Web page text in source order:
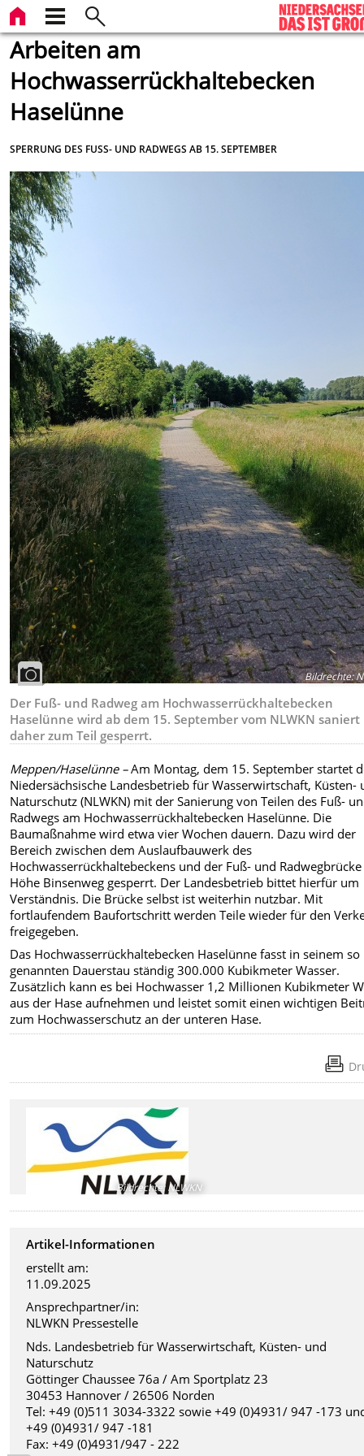
Arbeiten am
Hochwasserrückhaltebecken
Haselünne
SPERRUNG DES FUSS- UND RADWEGS AB 15. SEPTEMBER
Bildrechte:
Der Fuß- und Radweg am Hochwasserrückhaltebecken
Haselünne wird ab dem 15. September vom NLWKN
daher zum Teil gesperrt.
Meppen/Haselünne –Am Montag, dem 15. September startet
Niedersächsische Landesbetrieb für Wasserwirtschaft, Küsten-
Naturschutz (NLWKN) mit der Sanierung von Teilen des Fuß-
Radwegs am Hochwasserrückhaltebecken Haselünne. Die
Baumaßnahme wird etwa vier Wochen dauern. Dazu wird der
Bereich zwischen dem Auslaufbauwerk des
Hochwasserrückhaltebeckens und der Fuß- und Radwegbrücke
Höhe Binsenweg gesperrt. Der Landesbetrieb bittet hierfür um
Verständnis. Die Brücke selbst ist weiterhin nutzbar. Mit
fortlaufendem Baufortschritt werden Teile wieder für den
freigegeben.
Das Hochwasserrückhaltebecken Haselünne fasst in seinem so
genannten Dauerstau ständig 300.000 Kubikmeter Wasser.
Zusätzlich kann es bei Hochwasser 1,2 Millionen Kubikmeter
aus der Hase aufnehmen und leistet somit einen wichtigen
zum Hochwasserschutz an der unteren Hase.
Bildrechte:NLWKN
Artikel-Informationen
erstellt am:
11.09.2025
Ansprechpartner/in:
NLWKN Pressestelle
Nds. Landesbetrieb für Wasserwirtschaft, Küsten- und
Naturschutz
Göttinger Chaussee 76a / Am Sportplatz 23
30453 Hannover / 26506 Norden
Tel: +49 (0)511 3034-3322 sowie +49 (0)4931/ 947 -173
+49 (0)4931/ 947 -181
Fax: +49 (0)4931/947 - 222